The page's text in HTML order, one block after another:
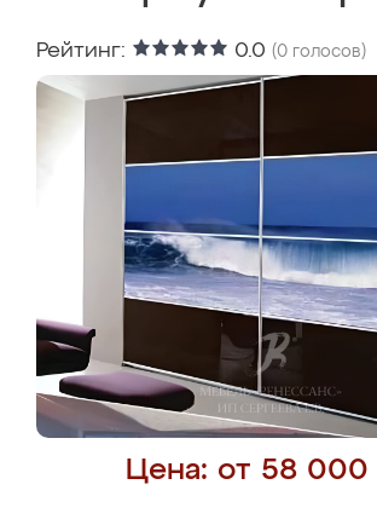
Рейтинг: 0.0 (0 голосов)
Цена: от 58 000